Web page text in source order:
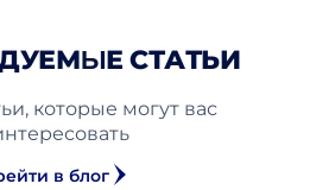
СТАТЬИ
которые могут вас
в блог